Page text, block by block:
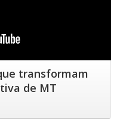
transformam
de MT